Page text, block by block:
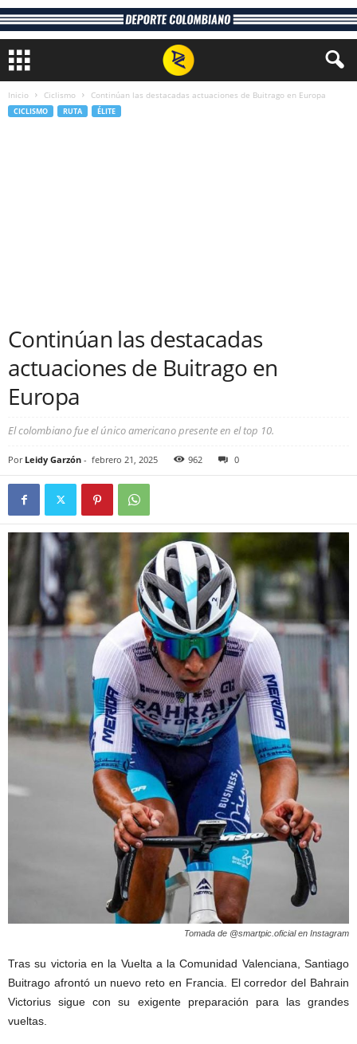
Inicio Ciclismo Continúan las destacadas actuaciones de Buitrago en Europa
CICLISMO RUTA ÉLITE
Continúan las destacadas
actuaciones de Buitrago en
Europa
El colombiano fue el único americano presente en el top 10.
Por Leidy Garzón - febrero 21, 2025 962 0
Tomada de @smartpic.oficial en Instagram
Tras su victoria en la Vuelta a la Comunidad Valenciana, Santiago
Buitrago afrontó un nuevo reto en Francia. El corredor del Bahrain
Victorius sigue con su exigente preparación para las grandes
vueltas.